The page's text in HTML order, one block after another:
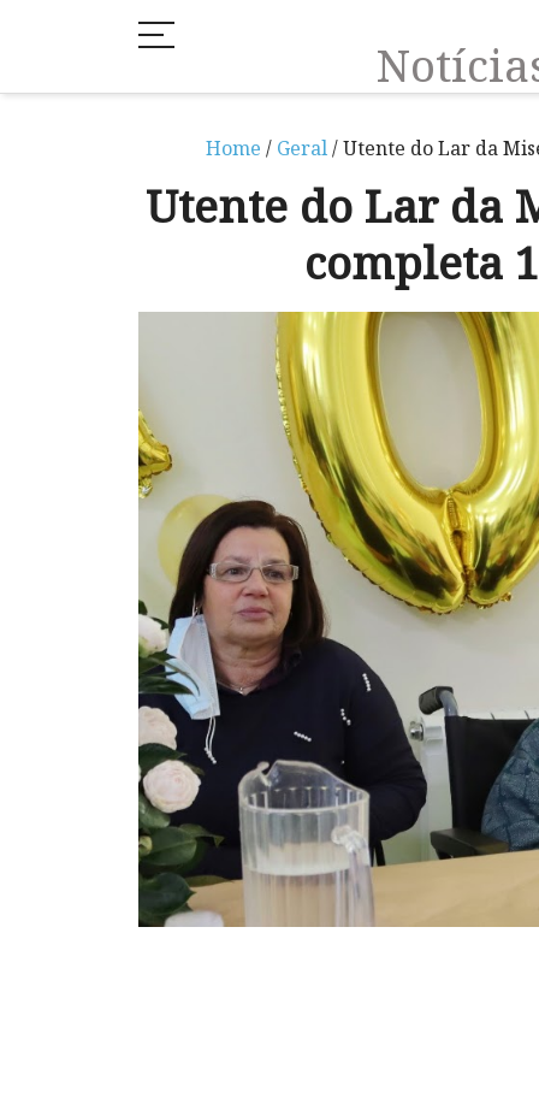
Home / Geral/ Utente do Lar da
Utente do Lar da
completa